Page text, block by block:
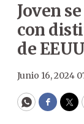
Joven
con
de EEUU
Junio 16, 2024
WhatsApp